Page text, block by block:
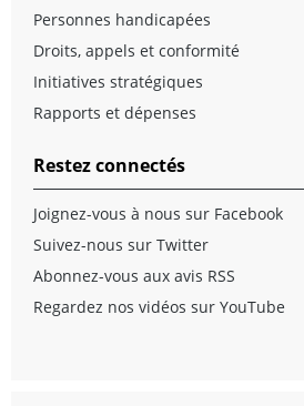
Personnes handicapées
Droits, appels et conformité
Initiatives stratégiques
Rapports et dépenses
Restez connectés
Joignez-vous à nous sur Facebook
Suivez-nous sur Twitter
Abonnez-vous aux avis RSS
Regardez nos vidéos sur YouTube